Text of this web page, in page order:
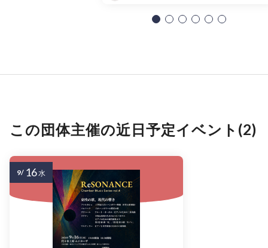
この団体主催の近日予定イベント(2)
9/ 16水